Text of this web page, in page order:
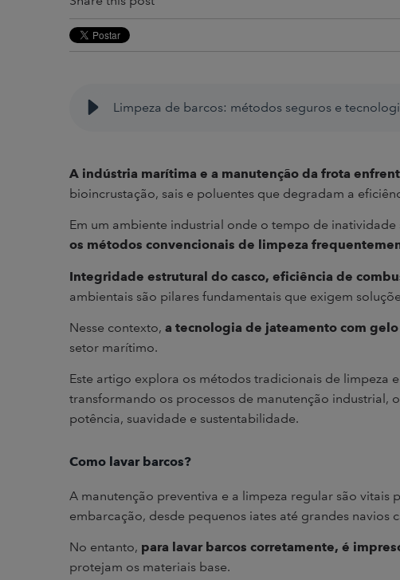
Limpeza de barcos: métodos seguros e
A indústria marítima e a manutenção da frota
bioincrustação, sais e poluentes que degradam a
Em um ambiente industrial onde o tempo de
os métodos convencionais de limpeza
Integridade estrutural do casco, eficiência de
ambientais são pilares fundamentais que exigem
Nesse contexto, a tecnologia de jateamento com
setor marítimo.
Este artigo explora os métodos tradicionais de limpeza
transformando os processos de manutenção industrial,
potência, suavidade e sustentabilidade.
Como lavar barcos?
A manutenção preventiva e a limpeza regular são vitais
embarcação, desde pequenos iates até grandes navios
No entanto, para lavar barcos corretamente, é
protejam os materiais base.